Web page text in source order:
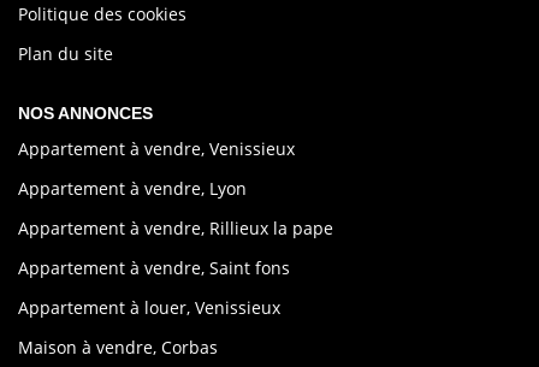
Politique des cookies
Plan du site
NOS ANNONCES
Appartement à vendre, Venissieux
Appartement à vendre, Lyon
Appartement à vendre, Rillieux la pape
Appartement à vendre, Saint fons
Appartement à louer, Venissieux
Maison à vendre, Corbas